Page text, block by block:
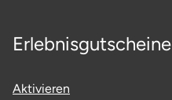
Erlebnisgutscheine
Aktivieren